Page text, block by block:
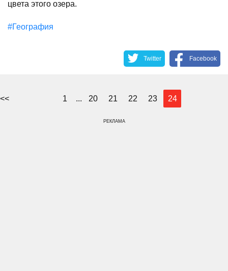
цвета этого озера.
#География
Twitter Facebook
<< 1 ... 20 21 22 23 24
РЕКЛАМА